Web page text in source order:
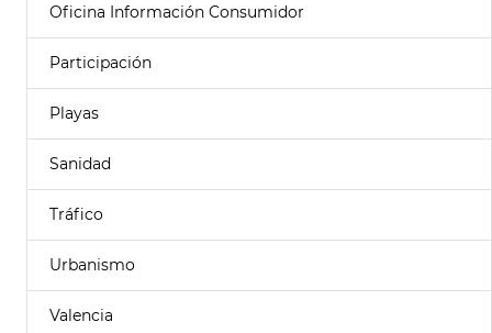
Oficina Información Consumidor
Participación
Playas
Sanidad
Tráfico
Urbanismo
Valencia